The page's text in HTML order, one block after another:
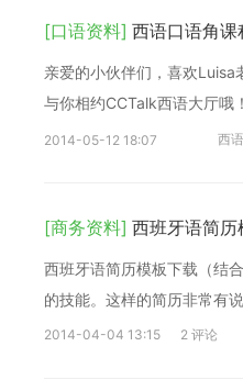
[口语资料] 西语口语角课
亲爱的小伙伴们，喜欢
与你相约CCTalk西语大厅哦
2014-05-12 18:07 西
[商务资料] 西班牙语简历
西班牙语简历模板下载（结
的技能。这样的简历非常有
2014-04-04 13:15 2 评论